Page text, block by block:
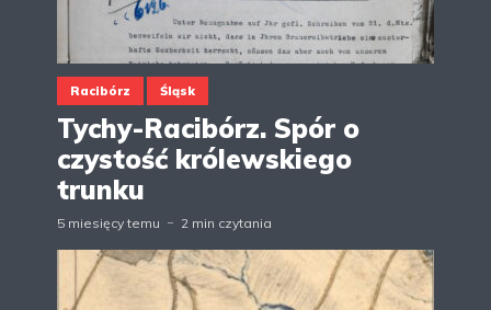
Racibórz Śląsk
Tychy-Racibórz. Spór o
czystość królewskiego
trunku
5 miesięcy temu 2 min czytania